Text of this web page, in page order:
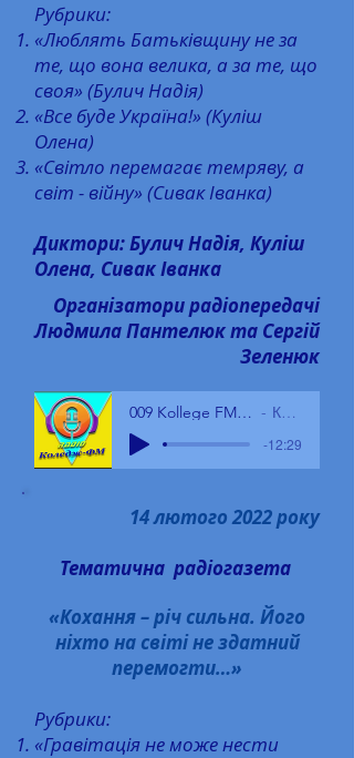
Рубрики:
«Люблять Батьківщину не за
те, що вона велика, а за те, що
своя» (Булич Надія)
«Все буде Україна!» (Куліш
Олена)
«Світло перемагає темряву, а
світ - війну» (Сивак Іванка)
Диктори: Булич Надія, Куліш
Олена, Сивак Іванка
Організатори радіопередачі
Людмила Пантелюк та Сергій
Зеленюк
009 Kollege FM 14.04.22 - КЗВО БГПК КЗВО БГПК
-12:29
14 лютого 2022 року
Тематична радіогазета
«Кохання – річ сильна. Його
ніхто на світі не здатний
перемогти…»
Рубрики:
«Гравітація не може нести